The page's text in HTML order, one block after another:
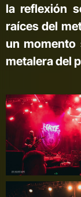
la reflexión
raíces del
un momento
metalera del